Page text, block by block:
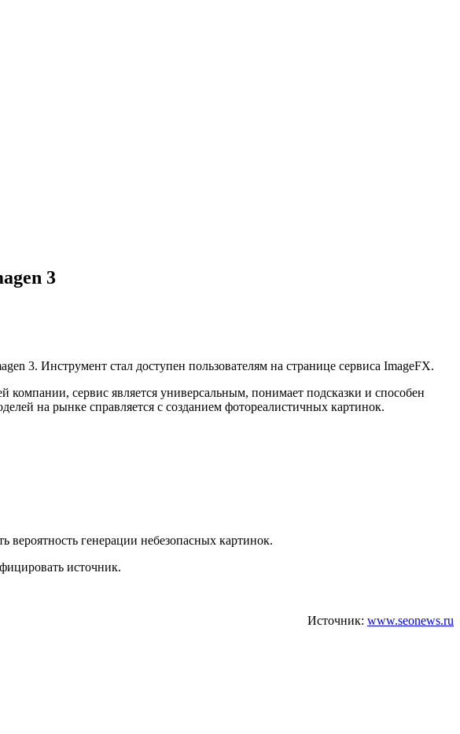
3
3. Инструмент стал доступен пользователям на странице сервиса ImageFX.
сервис является универсальным, понимает подсказки и способен
на рынке справляется с созданием фотореалистичных картинок.
генерации небезопасных картинок.
источник.
Источник: www.seonews.ru